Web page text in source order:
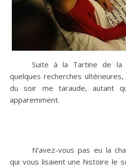
Suite à la Tartine de la
quelques recherches
du soir me taraude, autant
apparemment.
N’avez-vous pas eu la
qui vous lisaient une histoire le